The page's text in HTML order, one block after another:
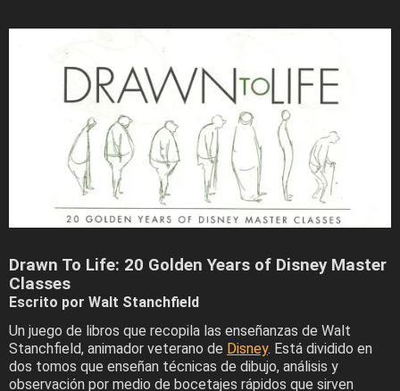
Drawn To Life: 20 Golden Years of Disney Master
Classes
Escrito por Walt Stanchfield
Un juego de libros que recopila las enseñanzas de Walt
Stanchfield, animador veterano de Disney. Está dividido en
dos tomos que enseñan técnicas de dibujo, análisis y
observación por medio de bocetajes rápidos que sirven